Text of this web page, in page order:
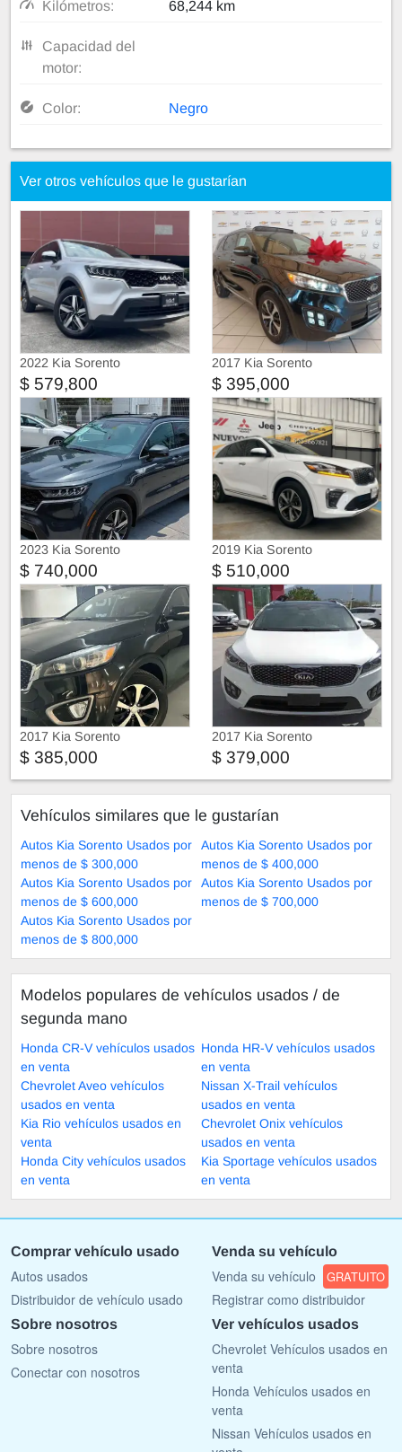
Kilómetros: 68,244 km
Capacidad del
motor:
Color: Negro
Ver otros vehículos que le gustarían
2022 Kia Sorento
$ 579,800
2017 Kia Sorento
$ 395,000
2023 Kia Sorento
$ 740,000
2019 Kia Sorento
$ 510,000
2017 Kia Sorento
$ 385,000
2017 Kia Sorento
$ 379,000
Vehículos similares que le gustarían
Autos Kia Sorento Usados por
menos de $ 300,000
Autos Kia Sorento Usados por
menos de $ 400,000
Autos Kia Sorento Usados por
menos de $ 600,000
Autos Kia Sorento Usados por
menos de $ 700,000
Autos Kia Sorento Usados por
menos de $ 800,000
Modelos populares de vehículos usados ​​/ de
segunda mano
Honda CR-V vehículos usados
en venta
Honda HR-V vehículos usados
en venta
Chevrolet Aveo vehículos
usados en venta
Nissan X-Trail vehículos
usados en venta
Kia Rio vehículos usados en
venta
Chevrolet Onix vehículos
usados en venta
Honda City vehículos usados
en venta
Kia Sportage vehículos usados
en venta
Comprar vehículo usado
Autos usados
Distribuidor de vehículo usado
Venda su vehículo
Venda su vehículo GRATUITO
Registrar como distribuidor
Sobre nosotros
Sobre nosotros
Conectar con nosotros
Ver vehículos usados
Chevrolet Vehículos usados en
venta
Honda Vehículos usados en
venta
Nissan Vehículos usados en